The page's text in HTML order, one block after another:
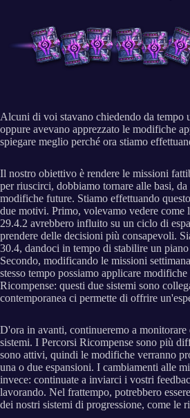
Alcuni di voi stavano chiedendo da tempo
oppure avevano apprezzato le modifiche
spiegare meglio perché ora stiamo
Il nostro obiettivo è rendere le missioni
per riuscirci, dobbiamo tornare alle basi,
modifiche future. Stiamo effettuando
due motivi. Primo, volevamo vedere come
29.4.2 avrebbero influito su un ciclo di
prendere delle decisioni più consapevoli.
30.4, dandoci in tempo di stabilire un piano
Secondo, modificando le missioni
stesso tempo possiamo applicare
Ricompense: questi due sistemi sono
contemporanea ci permette di offrire
D'ora in avanti, continueremo a monitorare
sistemi. I Percorsi Ricompense sono più
sono attivi, quindi le modifiche verranno
una o due espansioni. I cambiamenti alle
invece: continuate a inviarci i vostri
lavorando. Nel frattempo, potrebbero
dei nostri sistemi di progressione, come le